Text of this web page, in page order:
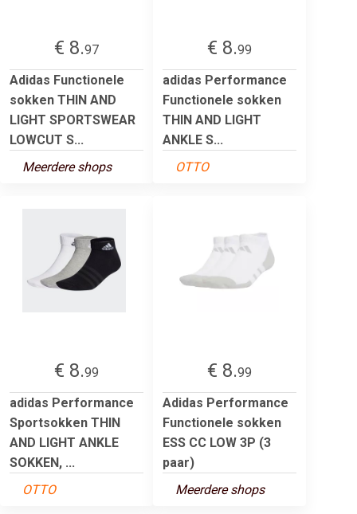
€ 8.97
Adidas Functionele
sokken THIN AND
LIGHT SPORTSWEAR
LOWCUT S...
Meerdere shops
€ 8.99
adidas Performance
Functionele sokken
THIN AND LIGHT
ANKLE S...
OTTO
€ 8.99
adidas Performance
Sportsokken THIN
AND LIGHT ANKLE
SOKKEN, ...
OTTO
€ 8.99
Adidas Performance
Functionele sokken
ESS CC LOW 3P (3
paar)
Meerdere shops